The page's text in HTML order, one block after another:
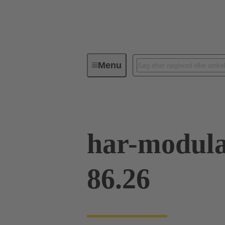
MenuEnhedstilslutning
har-
86.26